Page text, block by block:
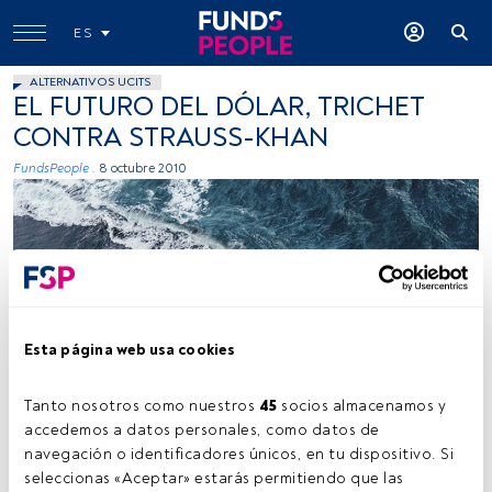
Esta página web usa cookies
Tanto nosotros como nuestros 45 socios almacenamos y
accedemos a datos personales, como datos de
navegación o identificadores únicos, en tu dispositivo. Si
seleccionas «Aceptar» estarás permitiendo que las
ES
ALTERNATIVOS UCITS
EL FUTURO DEL DÓLAR, TRICHET
CONTRA STRAUSS-KHAN
FundsPeople . 8 octubre 2010
Tiempo lectura: 4 min.